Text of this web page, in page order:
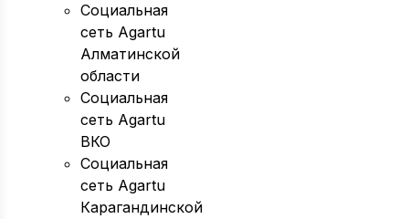
Социальная
сеть Agartu
Алматинской
области
Социальная
сеть Agartu
ВКО
Социальная
сеть Agartu
Карагандинской